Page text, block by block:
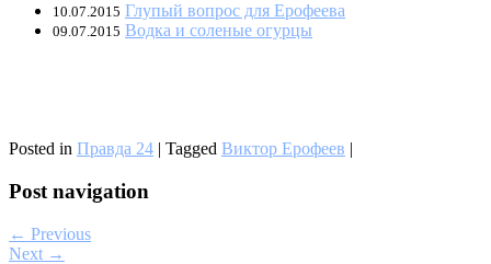
10.07.2015 Глупый вопрос для Ерофеева
09.07.2015 Водка и соленые огурцы
Posted in Правда 24 | Tagged Виктор Ерофеев |
Post navigation
← Previous
Next →